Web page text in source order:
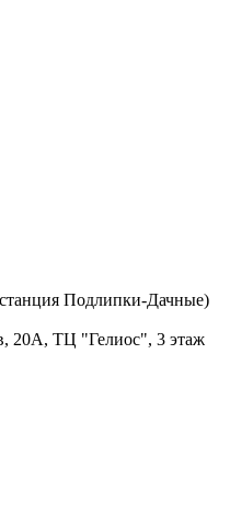
Подлипки-Дачные)
20А, ТЦ "Гелиос", 3 этаж